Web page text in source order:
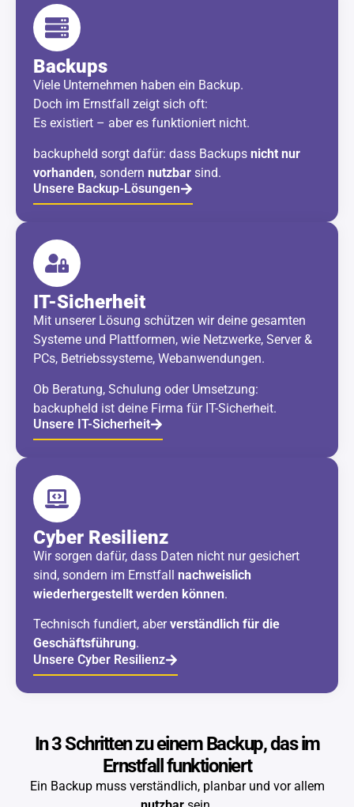
Backups
Viele Unternehmen haben ein Backup.
Doch im Ernstfall zeigt sich oft:
Es existiert – aber es funktioniert nicht.
backupheld sorgt dafür: dass Backups nicht nur
vorhanden, sondern nutzbar sind.
Unsere Backup-Lösungen
IT-Sicherheit
Mit unserer Lösung schützen wir deine gesamten
Systeme und Plattformen, wie Netzwerke, Server &
PCs, Betriebssysteme, Webanwendungen.
Ob Beratung, Schulung oder Umsetzung:
backupheld ist deine Firma für IT-Sicherheit.
Unsere IT-Sicherheit
Cyber Resilienz
Wir sorgen dafür, dass Daten nicht nur gesichert
sind, sondern im Ernstfall nachweislich
wiederhergestellt werden können.
Technisch fundiert, aberverständlich für die
Geschäftsführung.
Unsere Cyber Resilienz
In 3 Schritten zu einem Backup, das im
Ernstfall funktioniert
Ein Backup muss verständlich, planbar und vor allem